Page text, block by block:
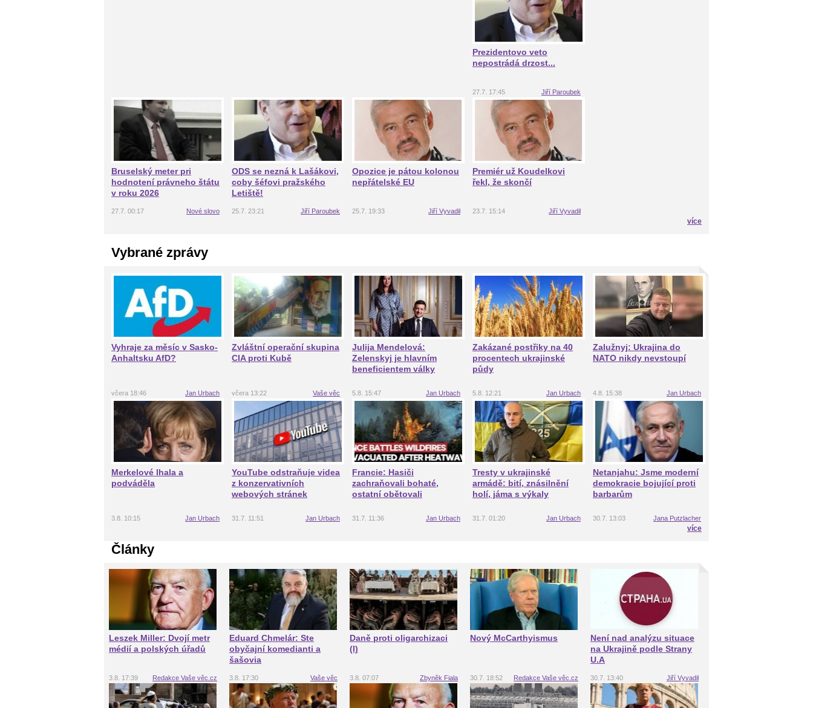
Prezidentovo veto
nepostrádá drzost...
27.7. 17:45 Jiří Paroubek
Bruselský meter pri
hodnotení právneho štátu
v roku 2026
27.7. 00:17 Nové slovo
ODS se nezná k Lašákovi,
coby šéfovi pražského
Letiště!
25.7. 23:21 Jiří Paroubek
Opozice je pátou kolonou
nepřátelské EU
25.7. 19:33 Jiří Vyvadil
Premiér už Koudelkovi
řekl, že skončí
23.7. 15:14 Jiří Vyvadil
více
Vybrané zprávy
Vyhraje za měsíc v Sasko-
Anhaltsku AfD?
včera 18:46 Jan Urbach
Zvláštní operační skupina
CIA proti Kubě
včera 13:22 Vaše věc
Julija Mendelová:
Zelenskyj je hlavním
beneficientem války
5.8. 15:47 Jan Urbach
Zakázané postřiky na 40
procentech ukrajinské
půdy
5.8. 12:21 Jan Urbach
Zalužnyj: Ukrajina do
NATO nikdy nevstoupí
4.8. 15:38 Jan Urbach
Merkelové lhala a
podváděla
3.8. 10:15 Jan Urbach
YouTube odstraňuje videa
z konzervativních
webových stránek
31.7. 11:51 Jan Urbach
Francie: Hasiči
zachraňovali bohaté,
ostatní obětovali
31.7. 11:36 Jan Urbach
Tresty v ukrajinské
armádě: bití, znásilnění
holí, jáma s výkaly
31.7. 01:20 Jan Urbach
Netanjahu: Jsme moderní
demokracie bojující proti
barbarům
30.7. 13:03 Jana Putzlacher
více
Články
Leszek Miller: Dvojí metr
médií a polských úřadů
3.8. 17:39 Redakce Vaše věc.cz
Eduard Chmelár: Ste
obyčajní komedianti a
šašovia
3.8. 17:30 Vaše věc
Daně proti oligarchizaci
(I)
3.8. 07:07 Zbyněk Fiala
Nový McCarthyismus
30.7. 18:52 Redakce Vaše věc.cz
Není nad analýzu situace
na Ukrajině podle Strany
U.A
30.7. 13:40 Jiří Vyvadil